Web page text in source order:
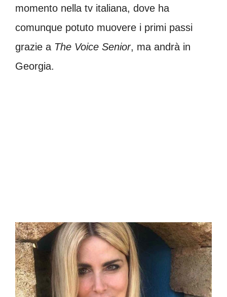
momento nella tv italiana, dove ha
comunque potuto muovere i primi passi
grazie a The Voice Senior, ma andrà in
Georgia.